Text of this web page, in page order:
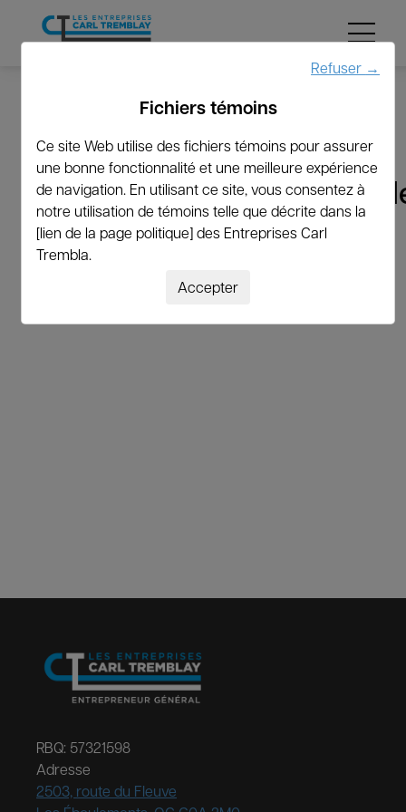
Menu
Revenir à la liste
RBQ: 57321598
Adresse
2503, route du Fleuve
Refuser →
Fichiers témoins
Ce site Web utilise des fichiers témoins pour assurer
une bonne fonctionnalité et une meilleure expérience
de navigation. En utilisant ce site, vous consentez à
notre utilisation de témoins telle que décrite dans la
[lien de la page politique] des Entreprises Carl
Trembla.
Accepter